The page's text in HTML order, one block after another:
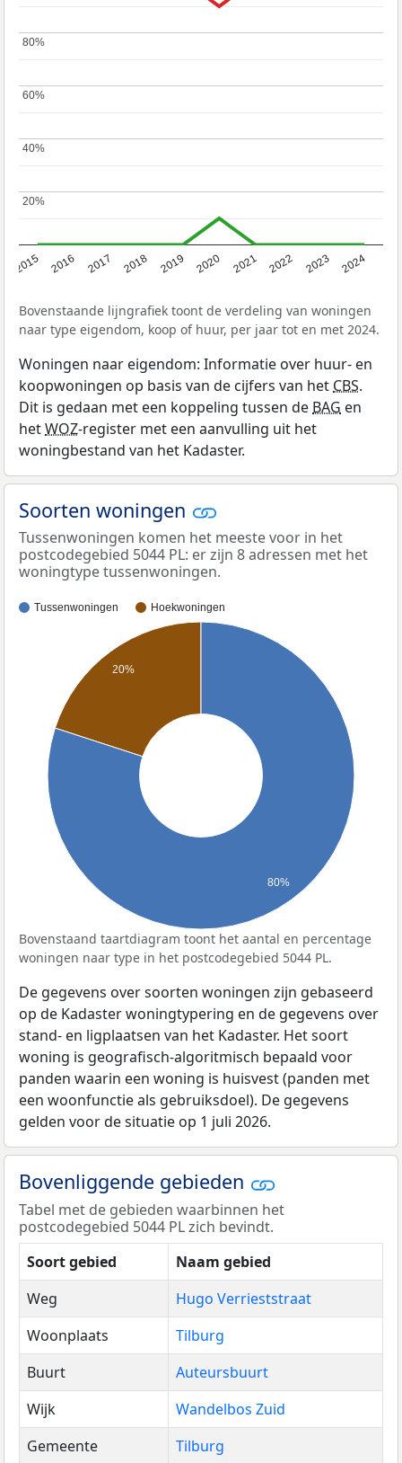
2015 2016 2017 2018 2019 2020 2021 2022 2023 2024
20%
20%
40%
40%
60%
60%
80%
80%
Bovenstaande lijngrafiek toont de verdeling van woningen
naar type eigendom, koop of huur, per jaar tot en met 2024.
Woningen naar eigendom: Informatie over huur- en
koopwoningen op basis van de cijfers van het CBS.
Dit is gedaan met een koppeling tussen de BAG en
hetWOZ-register met een aanvulling uit het
woningbestand van het Kadaster.
Soorten woningen
Tussenwoningen komen het meeste voor in het
postcodegebied 5044 PL: er zijn 8 adressen met het
woningtype tussenwoningen.
Tussenwoningen Hoekwoningen
20%
80%
Bovenstaand taartdiagram toont het aantal en percentage
woningen naar type in het postcodegebied 5044 PL.
De gegevens over soorten woningen zijn gebaseerd
op de Kadaster woningtypering en de gegevens over
stand- en ligplaatsen van het Kadaster. Het soort
woning is geografisch-algoritmisch bepaald voor
panden waarin een woning is huisvest (panden met
een woonfunctie als gebruiksdoel). De gegevens
gelden voor de situatie op 1 juli 2026.
Bovenliggende gebieden
Tabel met de gebieden waarbinnen het
postcodegebied 5044 PL zich bevindt.
Soort gebied
Naam gebied
Weg
Hugo Verrieststraat
Woonplaats
Tilburg
Buurt
Auteursbuurt
Wijk
Wandelbos Zuid
Gemeente
Tilburg